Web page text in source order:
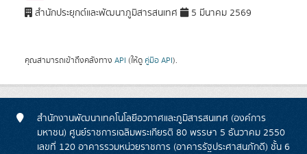
สำนักประยุกต์และพัฒนาภูมิสารสนเทศ 5 มีนาคม 2569
คุณสามารถเข้าถึงคลังทาง API (ให้ดู คู่มือ API).
สำนักงานพัฒนาเทคโนโลยีอวกาศและภูมิสารสนเทศ (องค์การ
มหาชน) ศูนย์ราชการเฉลิมพระเกียรติ 80 พรรษา 5 ธันวาคม 2550
เลขที่ 120 อาคารรวมหน่วยราชการ (อาคารรัฐประศาสนภักดี) ชั้น 6